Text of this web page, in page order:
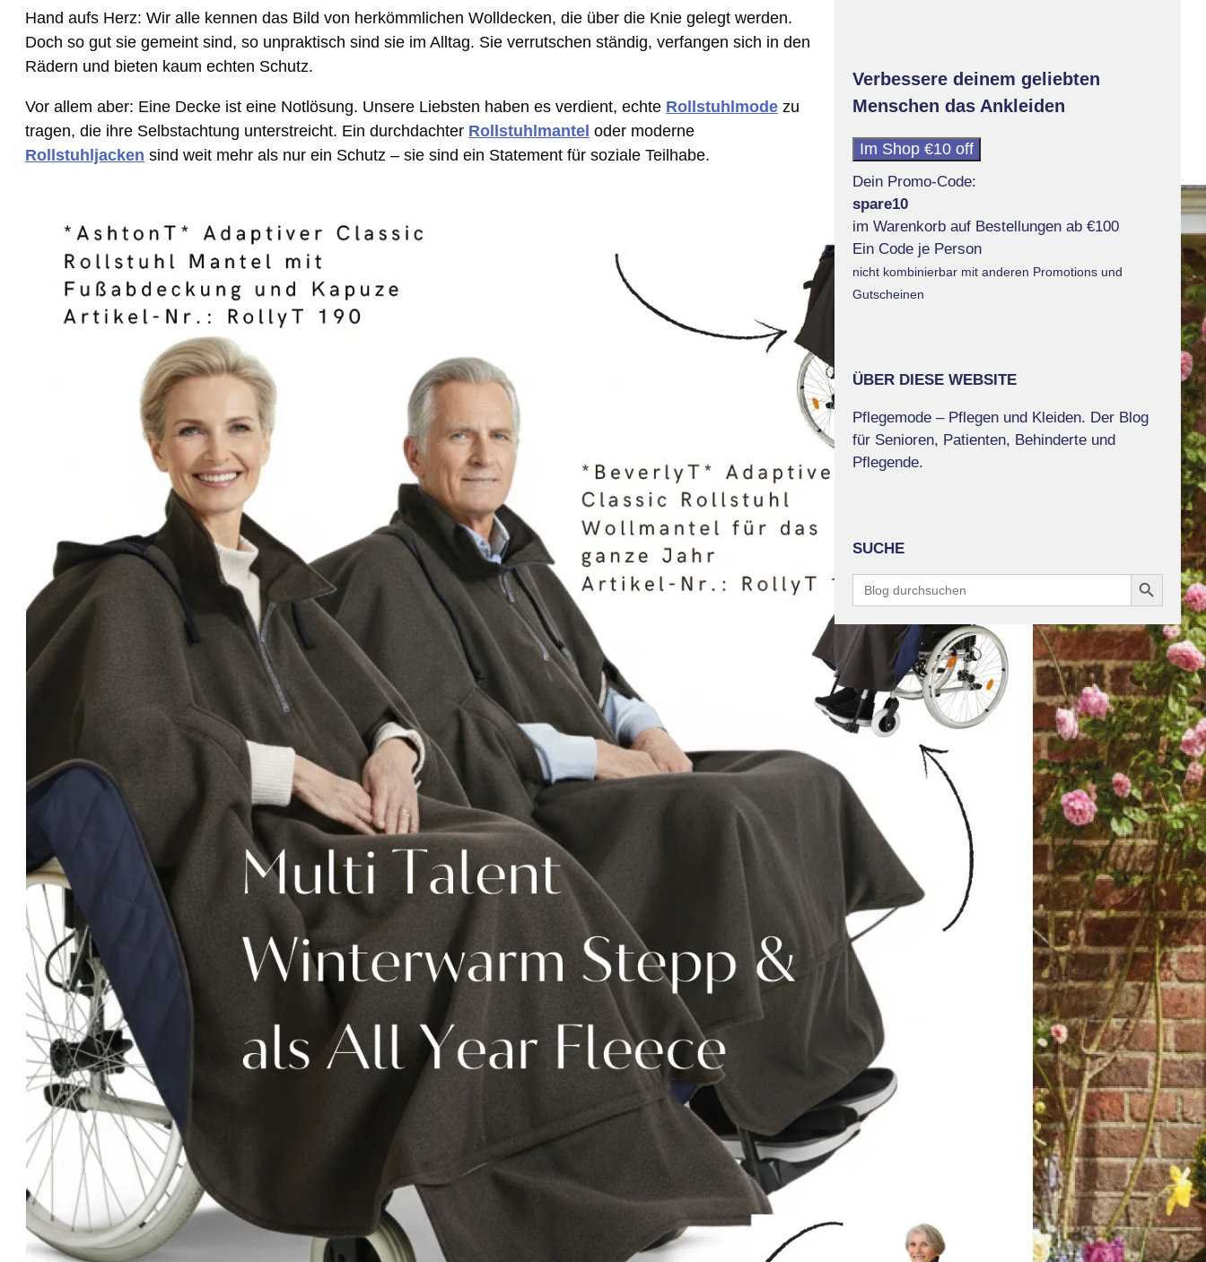
Hand aufs Herz: Wir alle kennen das Bild von herkömmlichen Wolldecken, die über die Knie gelegt werden.
Doch so gut sie gemeint sind, so unpraktisch sind sie im Alltag. Sie verrutschen ständig, verfangen sich in den
Rädern und bieten kaum echten Schutz.
Vor allem aber: Eine Decke ist eine Notlösung. Unsere Liebsten haben es verdient, echte Rollstuhlmode zu
tragen, die ihre Selbstachtung unterstreicht. Ein durchdachter Rollstuhlmantel oder moderne
Rollstuhljacken sind weit mehr als nur ein Schutz – sie sind ein Statement für soziale Teilhabe.
Verbessere deinem geliebten
Menschen das Ankleiden
Im Shop €10 off
Dein Promo-Code:
spare10
im Warenkorb auf Bestellungen ab €100
Ein Code je Person
nicht kombinierbar mit anderen Promotions und
Gutscheinen
ÜBER DIESE WEBSITE
Pflegemode – Pflegen und Kleiden. Der Blog
für Senioren, Patienten, Behinderte und
Pflegende.
SUCHE
Search
for:
Search Button